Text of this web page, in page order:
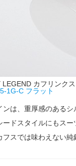
LEGEND カフリンク
1G-C フラット
ンは、重厚感のあるシ
ードスタイルにもスー
フスでは味わえない純